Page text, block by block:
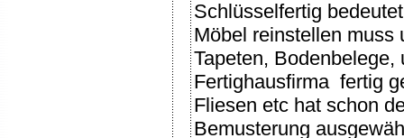
Schlüsselfertig
Möbel reinstellen muss
Tapeten,
Fertighausfirma fertig
Fliesen etc hat schon
Bemusterung